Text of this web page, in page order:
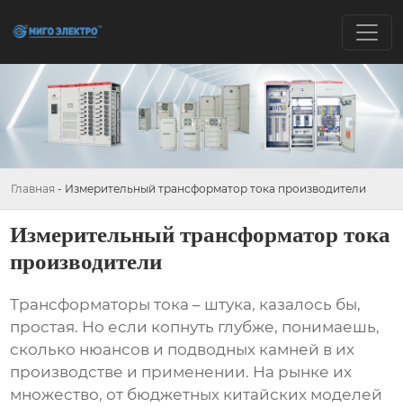
Главная - Измерительный трансформатор тока производители
Измерительный трансформатор тока
производители
Трансформаторы тока – штука, казалось бы,
простая. Но если копнуть глубже, понимаешь,
сколько нюансов и подводных камней в их
производстве и применении. На рынке их
множество, от бюджетных китайских моделей